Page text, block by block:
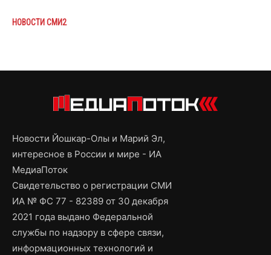
НОВОСТИ СМИ2
Новости Йошкар-Олы и Марий Эл,
интересное в России и мире - ИА
МедиаПоток
Свидетельство о регистрации СМИ
ИА № ФС 77 - 82389 от 30 декабря
2021 года выдано Федеральной
службы по надзору в сфере связи,
информационных технологий и